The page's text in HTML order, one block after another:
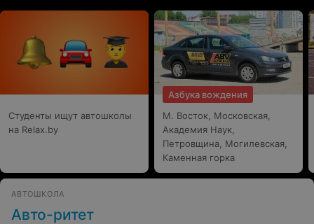
Студенты ищут автошколы
на Relax.by
Азбука вождения
М. Восток, Московская,
Академия Наук,
Петровщина, Могилевская,
Каменная горка
АВТОШКОЛА
Авто-ритет